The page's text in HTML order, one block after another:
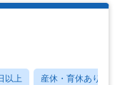
以上 産休・育休あり